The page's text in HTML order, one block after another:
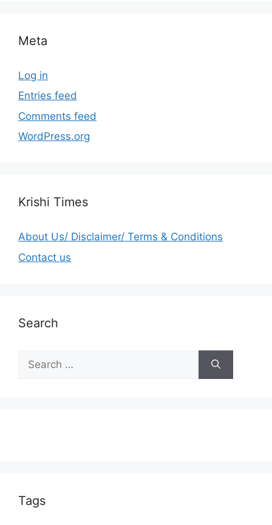
Meta
Log in
Entries feed
Comments feed
WordPress.org
Krishi Times
About Us/ Disclaimer/ Terms & Conditions
Contact us
Search
Tags